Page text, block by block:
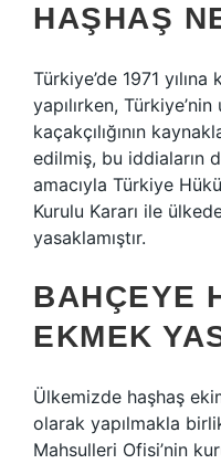
HAŞHAŞ
Türkiye’de 1971
yapılırken,
kaçakçılığının
edilmiş, bu iddiaların
amacıyla Türkiye
Kurulu Kararı ile
yasaklamıştır.
BAHÇEYE
EKMEK
Ülkemizde haşhaş
olarak yapılmakla
Mahsulleri Ofisi’nin